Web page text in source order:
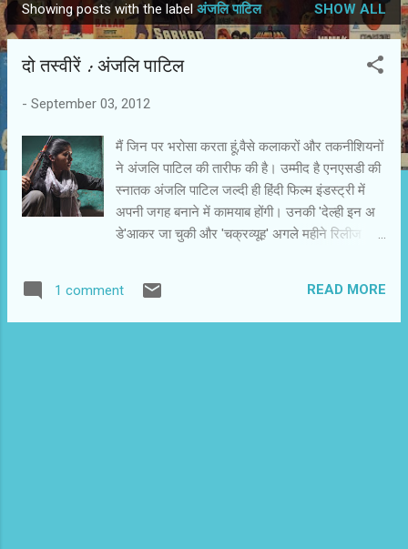
P
o
Showing posts with the label अंजलि पाटिल SHOW ALL
दो तस्‍वीरें : अंजलि पाटिल
- September 03, 2012
मैं जिन पर भरोसा करता हूं,वैसे कलाकरों और तकनीशियनों
ने अंजलि पाटिल की तारीफ की है। उम्‍मीद है एनएसडी की
स्‍नातक अंजलि पाटिल जल्‍दी ही हिंदी फिल्‍म इंडस्‍ट्री में
अपनी जगह बनाने में कामयाब होंगी। उनकी 'देल्‍ही इन अ
डे'आकर जा चुकी और 'चक्रव्‍यूह' अगले महीने रिलीज
1 comment READ MORE